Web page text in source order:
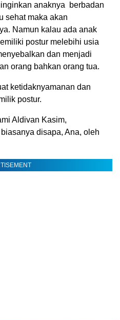
anaknya berbadan
sehat maka akan
Namun kalau ada anak
postur melebihi usia
dan menjadi
orang bahkan orang tua.
ketidaknyamanan dan
postur.
Aldivan Kasim,
disapa, Ana, oleh